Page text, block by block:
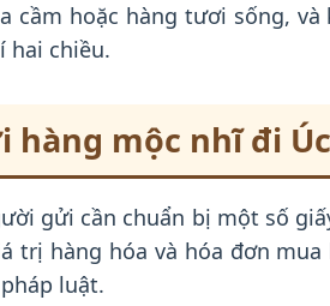
cầm hoặc hàng tươi sống,
hai chiều.
mộc nhĩ đi Úc
gửi cần chuẩn bị một số
hàng hóa và hóa đơn
luật.